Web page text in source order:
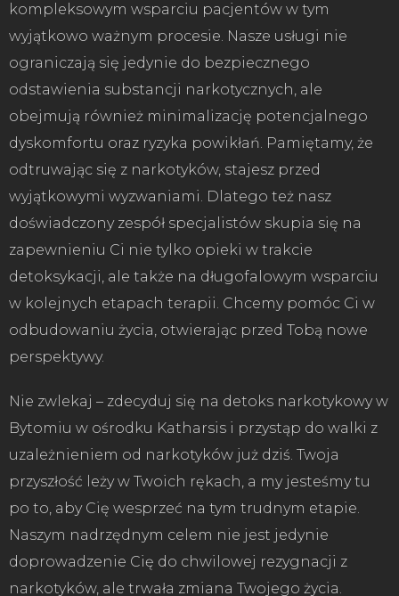
kompleksowym wsparciu pacjentów w tym
wyjątkowo ważnym procesie. Nasze usługi nie
ograniczają się jedynie do bezpiecznego
odstawienia substancji narkotycznych, ale
obejmują również minimalizację potencjalnego
dyskomfortu oraz ryzyka powikłań. Pamiętamy, że
odtruwając się z narkotyków, stajesz przed
wyjątkowymi wyzwaniami. Dlatego też nasz
doświadczony zespół specjalistów skupia się na
zapewnieniu Ci nie tylko opieki w trakcie
detoksykacji, ale także na długofalowym wsparciu
w kolejnych etapach terapii. Chcemy pomóc Ci w
odbudowaniu życia, otwierając przed Tobą nowe
perspektywy.
Nie zwlekaj – zdecyduj się na detoks narkotykowy w
Bytomiu w ośrodku Katharsis i przystąp do walki z
uzależnieniem od narkotyków już dziś. Twoja
przyszłość leży w Twoich rękach, a my jesteśmy tu
po to, aby Cię wesprzeć na tym trudnym etapie.
Naszym nadrzędnym celem nie jest jedynie
doprowadzenie Cię do chwilowej rezygnacji z
narkotyków, ale trwała zmiana Twojego życia.